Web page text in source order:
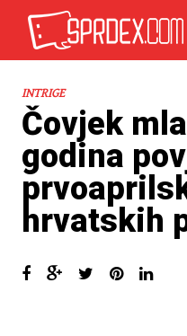
INTRIGE
Čovjek
godina
hrvatskih